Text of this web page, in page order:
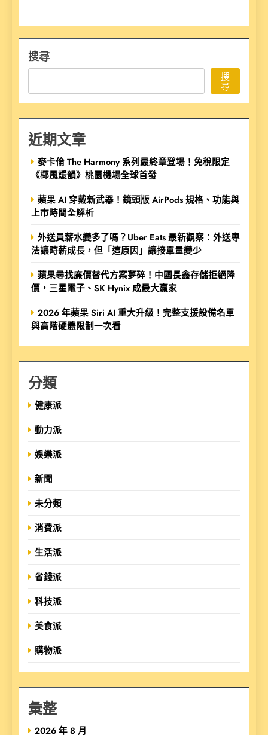
搜尋
搜
尋
近期文章
麥卡倫 The Harmony 系列最終章登場！免稅限定
《椰風煖韻》桃園機場全球首發
蘋果 AI 穿戴新武器！鏡頭版 AirPods 規格、功能與
上市時間全解析
外送員薪水變多了嗎？Uber Eats 最新觀察：外送專
法讓時薪成長，但「這原因」讓接單量變少
蘋果尋找廉價替代方案夢碎！中國長鑫存儲拒絕降
價，三星電子、SK Hynix 成最大贏家
2026 年蘋果 Siri AI 重大升級！完整支援設備名單
與高階硬體限制一次看
分類
健康派
動力派
娛樂派
新聞
未分類
消費派
生活派
省錢派
科技派
美食派
購物派
彙整
2026 年 8 月